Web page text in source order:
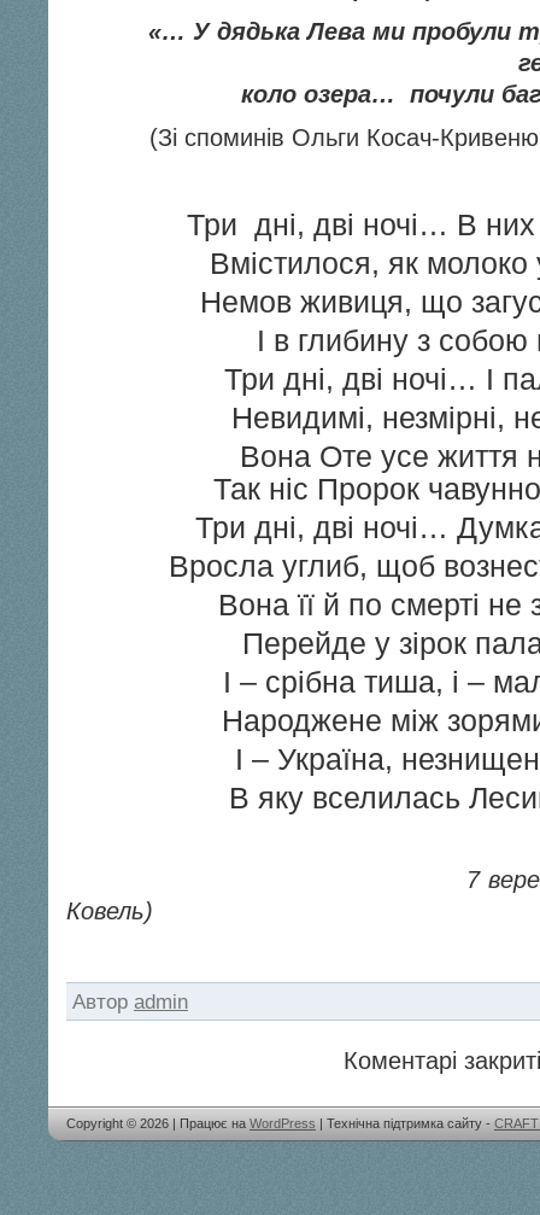
«… У дядька Лева ми пробули
геть скрізь по
коло озера… почули
(Зі споминів Ольги Косач-
Три дні, дві ночі… В
Вмістилося, як молоко
Немов живиця, що
І в глибину з собою
Три дні, дві ночі… І
Невидимі, незмірні,
Вона Оте усе життя
Так ніс Пророк
Три дні, дві ночі…
Вросла углиб, щоб
Вона її й по смерті не
Перейде у зірок
І – срібна тиша, і –
Народжене між
І – Україна,
В яку вселилась
7 вересня 2019 р.
Ковель)
Автор admin
Коментарі
Copyright © 2026 | Працює на WordPress | Технічна підтримка сайту -